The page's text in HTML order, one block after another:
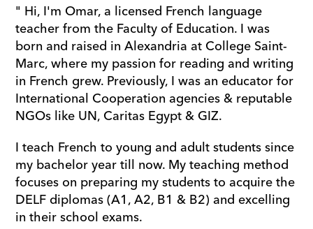
" Hi, I'm Omar, a licensed French language
teacher from the Faculty of Education. I was
born and raised in Alexandria at College Saint-
Marc, where my passion for reading and writing
in French grew. Previously, I was an educator for
International Cooperation agencies & reputable
NGOs like UN, Caritas Egypt & GIZ.
I teach French to young and adult students since
my bachelor year till now. My teaching method
focuses on preparing my students to acquire the
DELF diplomas (A1, A2, B1 & B2) and excelling
in their school exams.